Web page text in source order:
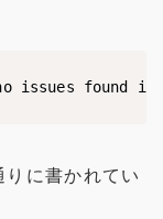
no issues found
に書かれてい